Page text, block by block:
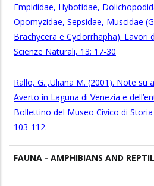
Empididae, Hybotidae,
Opomyzidae, Sepsidae, Muscidae
Brachycera e Cyclorrhapha). Lavori
Scienze Naturali, 13: 17-30
Rallo, G. ,Uliana M. (2001). Note su
Averto in Laguna di Venezia e
Bollettino del Museo Civico di
103-112.
FAUNA - AMPHIBIANS AND